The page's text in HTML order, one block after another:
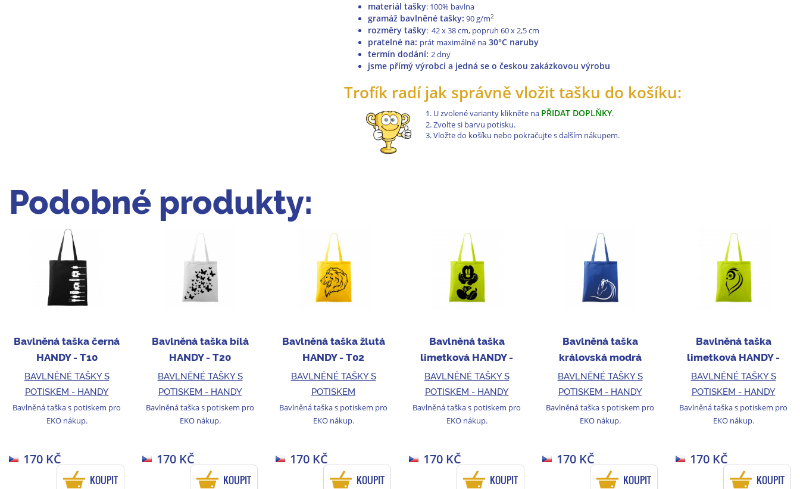
materiál tašky: 100% bavlna
gramáž bavlněné tašky: 90 g/m2
rozměry tašky: 42 x 38 cm, popruh 60 x 2,5 cm
pratelné na: prát maximálně na30°C naruby
termín dodání: 2 dny
jsme přímý výrobci a jedná se o českou zakázkovou výrobu
Trofík radí jak správně vložit tašku do košíku:
U zvolené varianty klikněte na PŘIDAT DOPLŇKY.
Zvolte si barvu potisku.
Vložte do košíku nebo pokračujte s dalším nákupem.
Podobné produkty:
Bavlněná taška černá
HANDY - T10
BAVLNĚNÉ TAŠKY S
POTISKEM - HANDY
Bavlněná taška s potiskem pro
EKO nákup.
170 KČ
KOUPIT
Bavlněná taška bílá
HANDY - T20
BAVLNĚNÉ TAŠKY S
POTISKEM - HANDY
Bavlněná taška s potiskem pro
EKO nákup.
170 KČ
KOUPIT
Bavlněná taška žlutá
HANDY - T02
BAVLNĚNÉ TAŠKY S
POTISKEM
Bavlněná taška s potiskem pro
EKO nákup.
170 KČ
KOUPIT
Bavlněná taška
limetková HANDY -
T261
BAVLNĚNÉ TAŠKY S
POTISKEM - HANDY
Bavlněná taška s potiskem pro
EKO nákup.
170 KČ
KOUPIT
Bavlněná taška
královská modrá
HANDY - T17
BAVLNĚNÉ TAŠKY S
POTISKEM - HANDY
Bavlněná taška s potiskem pro
EKO nákup.
170 KČ
KOUPIT
Bavlněná taška
limetková HANDY -
T101
BAVLNĚNÉ TAŠKY S
POTISKEM - HANDY
Bavlněná taška s potiskem pro
EKO nákup.
170 KČ
KOUPIT